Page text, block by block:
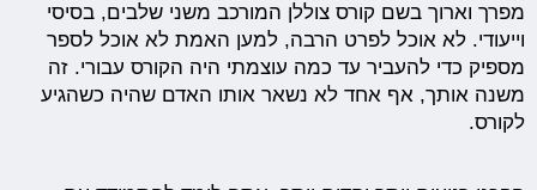
מפרך וארוך בשם קורס צוללן המורכב משני שלבים, בסיסי
וייעודי. לא אוכל לפרט הרבה, למען האמת לא אוכל לספר
מספיק כדי להעביר עד כמה עוצמתי היה הקורס עבורי. זה
משנה אותך, אף אחד לא נשאר אותו האדם שהיה כשהגיע
לקורס.